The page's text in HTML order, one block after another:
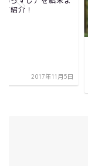
・dailym...
2018年10月27日